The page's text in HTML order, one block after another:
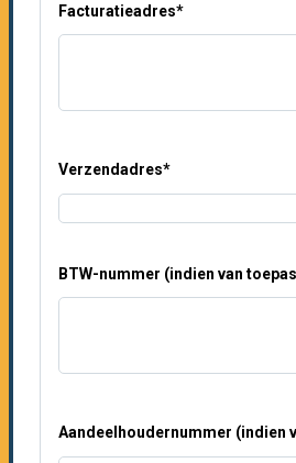
Facturatieadres*
Verzendadres*
BTW-nummer (indien van
Aandeelhoudernummer (indien